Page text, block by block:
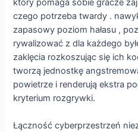
który pomaga sobie gracze
czego potrzeba twardy .
zapasowy poziom hałasu ,
rywalizować z dla każdego
zaklęcia rozkoszując się ich
tworzą jednostkę
powietrze i renderują ekstra
kryterium rozgrywki.
Łączność cyberprzestrzeń